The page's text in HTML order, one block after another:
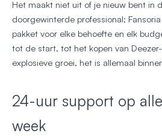
Het maakt niet uit of je nieuw bent in
doorgewinterde professional;
pakket voor elke behoefte en elk
tot de start, tot het kopen van
explosieve groei, het is allemaal
24-uur support op
week